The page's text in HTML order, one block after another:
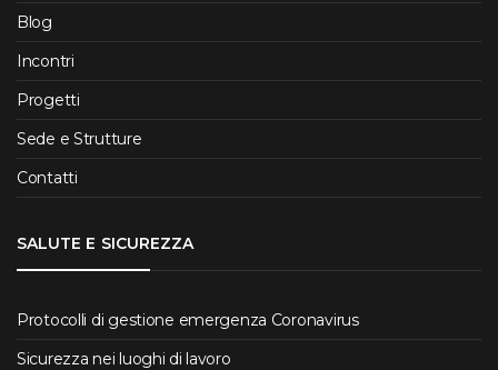
Blog
Incontri
Progetti
Sede e Strutture
Contatti
SALUTE E SICUREZZA
Protocolli di gestione emergenza Coronavirus
Sicurezza nei luoghi di lavoro